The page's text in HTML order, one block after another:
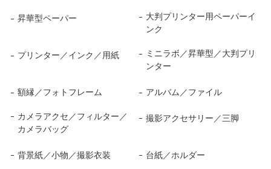
昇華型ペーパー
大判プリンター用ペーパーイ
ンク
プリンター／インク／用紙
ミニラボ／昇華型／大判プリ
ンター
額縁／フォトフレーム アルバム／ファイル
カメラアクセ／フィルター／
カメラバッグ
撮影アクセサリー／三脚
背景紙／小物／撮影衣装 台紙／ホルダー